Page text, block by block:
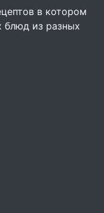
в котором
блюд из разных